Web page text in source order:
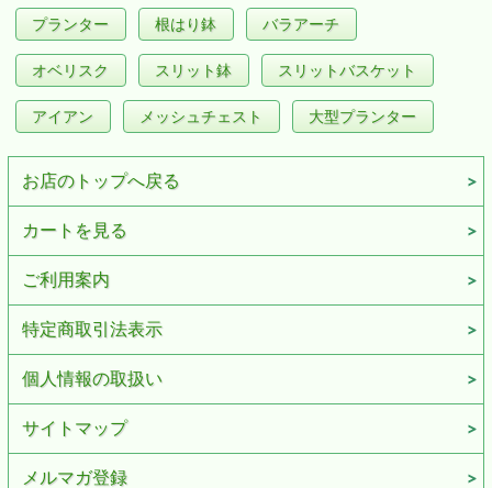
プランター 根はり鉢 バラアーチ
オベリスク スリット鉢 スリットバスケット
アイアン メッシュチェスト 大型プランター
お店のトップへ戻る
カートを見る
ご利用案内
特定商取引法表示
個人情報の取扱い
サイトマップ
メルマガ登録